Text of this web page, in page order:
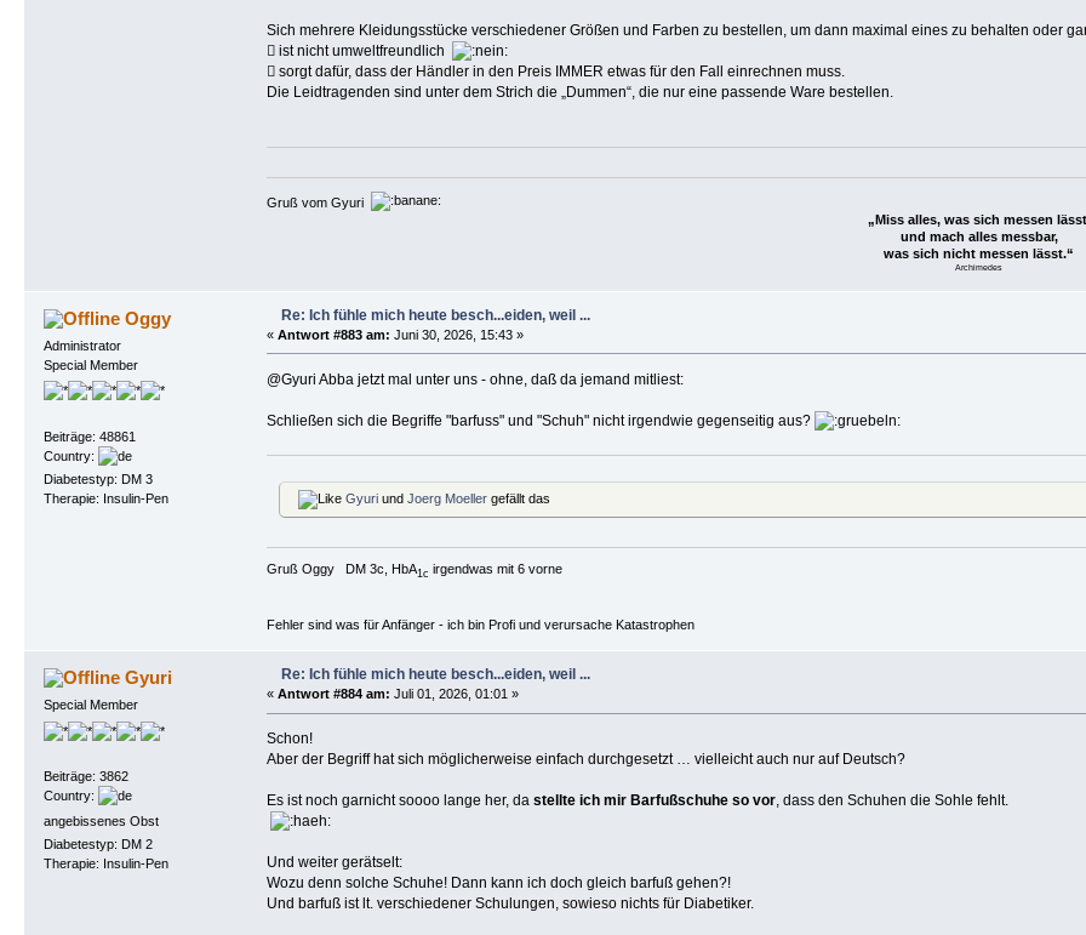
Sich mehrere Kleidungsstücke verschiedener Größen und Farben zu bestellen, um dann maximal eines zu behalten oder
 ist nicht umweltfreundlich
 sorgt dafür, dass der Händler in den Preis IMMER etwas für den Fall einrechnen muss.
Die Leidtragenden sind unter dem Strich die „Dummen“, die nur eine passende Ware bestellen.
Gruß vom Gyuri
„Miss alles, was sich messen
und mach alles messbar,
was sich nicht messen lässt.“
Archimedes
Oggy
Administrator
Special Member
Beiträge: 48861
Country:
Diabetestyp: DM 3
Therapie: Insulin-Pen
Re: Ich fühle mich heute besch...eiden, weil ...
« Antwort #883 am: Juni 30, 2026, 15:43 »
@Gyuri Abba jetzt mal unter uns - ohne, daß da jemand mitliest:
Schließen sich die Begriffe "barfuss" und "Schuh" nicht irgendwie gegenseitig aus?
Gyuriund Joerg Moellergefällt das
Gruß Oggy DM 3c, HbA1c irgendwas mit 6 vorne
Fehler sind was für Anfänger - ich bin Profi und verursache Katastrophen
Gyuri
Special Member
Beiträge: 3862
Country:
angebissenes Obst
Diabetestyp: DM 2
Therapie: Insulin-Pen
Re: Ich fühle mich heute besch...eiden, weil ...
« Antwort #884 am: Juli 01, 2026, 01:01 »
Schon!
Aber der Begriff hat sich möglicherweise einfach durchgesetzt … vielleicht auch nur auf Deutsch?
Es ist noch garnicht soooo lange her, da stellte ich mir Barfußschuhe so vor, dass den Schuhen die Sohle fehlt.
Und weiter gerätselt:
Wozu denn solche Schuhe! Dann kann ich doch gleich barfuß gehen?!
Und barfuß ist lt. verschiedener Schulungen, sowieso nichts für Diabetiker.